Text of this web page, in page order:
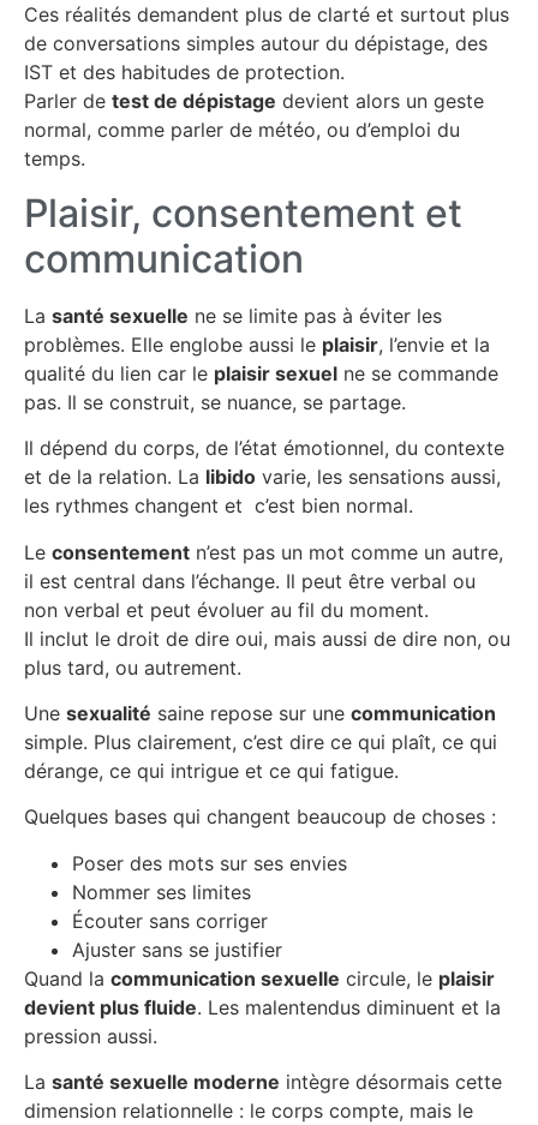
Ces réalités demandent plus de clarté et surtout plus
de conversations simples autour du dépistage, des
IST et des habitudes de protection.
Parler de test de dépistage devient alors un geste
normal, comme parler de météo, ou d’emploi du
temps.
Plaisir, consentement et
communication
La santé sexuelle ne se limite pas à éviter les
problèmes. Elle englobe aussi le plaisir, l’envie et la
qualité du lien car le plaisir sexuel ne se commande
pas. Il se construit, se nuance, se partage.
Il dépend du corps, de l’état émotionnel, du contexte
et de la relation. La libido varie, les sensations aussi,
les rythmes changent et c’est bien normal.
Le consentement n’est pas un mot comme un autre,
il est central dans l’échange. Il peut être verbal ou
non verbal et peut évoluer au fil du moment.
Il inclut le droit de dire oui, mais aussi de dire non, ou
plus tard, ou autrement.
Une sexualité saine repose sur une communication
simple. Plus clairement, c’est dire ce qui plaît, ce qui
dérange, ce qui intrigue et ce qui fatigue.
Quelques bases qui changent beaucoup de choses :
Poser des mots sur ses envies
Nommer ses limites
Écouter sans corriger
Ajuster sans se justifier
Quand la communication sexuelle circule, le plaisir
devient plus fluide. Les malentendus diminuent et la
pression aussi.
La santé sexuelle moderne intègre désormais cette
dimension relationnelle : le corps compte, mais le